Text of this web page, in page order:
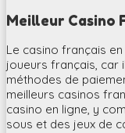
Meilleur Casino
Le casino français
joueurs français, car
méthodes de
meilleurs casinos
casino en ligne, y
sous et des jeux de